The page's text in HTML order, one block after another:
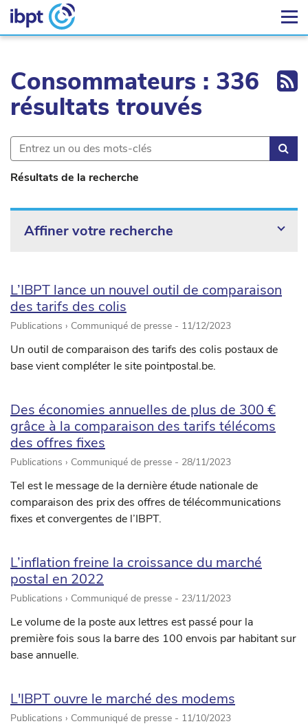
Consommateurs : 336
résultats trouvés
Résultats de la recherche
Affiner votre recherche
L’IBPT lance un nouvel outil de comparaison
des tarifs des colis
Publications › Communiqué de presse - 11/12/2023
Un outil de comparaison des tarifs des colis postaux de
base vient compléter le site pointpostal.be.
Des économies annuelles de plus de 300 €
grâce à la comparaison des tarifs télécoms
des offres fixes
Publications › Communiqué de presse - 28/11/2023
Tel est le message de la dernière étude nationale de
comparaison des prix des offres de télécommunications
fixes et convergentes de l’IBPT.
L’inflation freine la croissance du marché
postal en 2022
Publications › Communiqué de presse - 23/11/2023
Le volume de la poste aux lettres est passé pour la
première fois sous la barre des 100 envois par habitant sur
base annuelle.
L'IBPT ouvre le marché des modems
Publications › Communiqué de presse - 11/10/2023